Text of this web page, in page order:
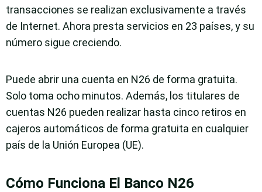
transacciones se realizan exclusivamente a través
de Internet. Ahora presta servicios en 23 países, y su
número sigue creciendo.
Puede abrir una cuenta en N26 de forma gratuita.
Solo toma ocho minutos. Además, los titulares de
cuentas N26 pueden realizar hasta cinco retiros en
cajeros automáticos de forma gratuita en cualquier
país de la Unión Europea (UE).
Cómo Funciona El Banco N26